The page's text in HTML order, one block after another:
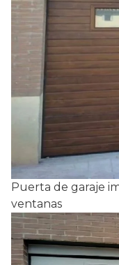
Puerta de garaje
ventanas